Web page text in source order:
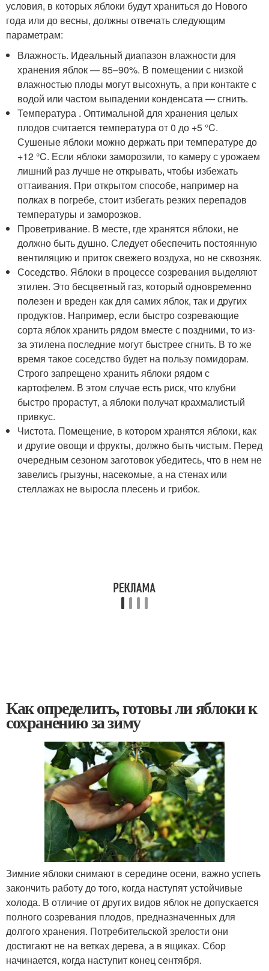
условия, в которых яблоки будут храниться до Нового
года или до весны, должны отвечать следующим
параметрам:
Влажность. Идеальный диапазон влажности для
хранения яблок — 85–90%. В помещении с низкой
влажностью плоды могут высохнуть, а при контакте с
водой или частом выпадении конденсата — сгнить.
Температура . Оптимальной для хранения целых
плодов считается температура от 0 до +5 °C.
Сушеные яблоки можно держать при температуре до
+12 °C. Если яблоки заморозили, то камеру с урожаем
лишний раз лучше не открывать, чтобы избежать
оттаивания. При открытом способе, например на
полках в погребе, стоит избегать резких перепадов
температуры и заморозков.
Проветривание. В месте, где хранятся яблоки, не
должно быть душно. Следует обеспечить постоянную
вентиляцию и приток свежего воздуха, но не сквозняк.
Соседство. Яблоки в процессе созревания выделяют
этилен. Это бесцветный газ, который одновременно
полезен и вреден как для самих яблок, так и других
продуктов. Например, если быстро созревающие
сорта яблок хранить рядом вместе с поздними, то из-
за этилена последние могут быстрее сгнить. В то же
время такое соседство будет на пользу помидорам.
Строго запрещено хранить яблоки рядом с
картофелем. В этом случае есть риск, что клубни
быстро прорастут, а яблоки получат крахмалистый
привкус.
Чистота. Помещение, в котором хранятся яблоки, как
и другие овощи и фрукты, должно быть чистым. Перед
очередным сезоном заготовок убедитесь, что в нем не
завелись грызуны, насекомые, а на стенах или
стеллажах не выросла плесень и грибок.
Как определить, готовы ли яблоки к
сохранению за зиму
Зимние яблоки снимают в середине осени, важно успеть
закончить работу до того, когда наступят устойчивые
холода. В отличие от других видов яблок не допускается
полного созревания плодов, предназначенных для
долгого хранения. Потребительской зрелости они
достигают не на ветках дерева, а в ящиках. Сбор
начинается, когда наступит конец сентября.